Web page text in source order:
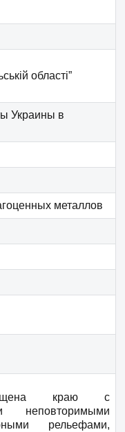
області”
Украины в
металлов
краю с
неповторимыми
рельефами,